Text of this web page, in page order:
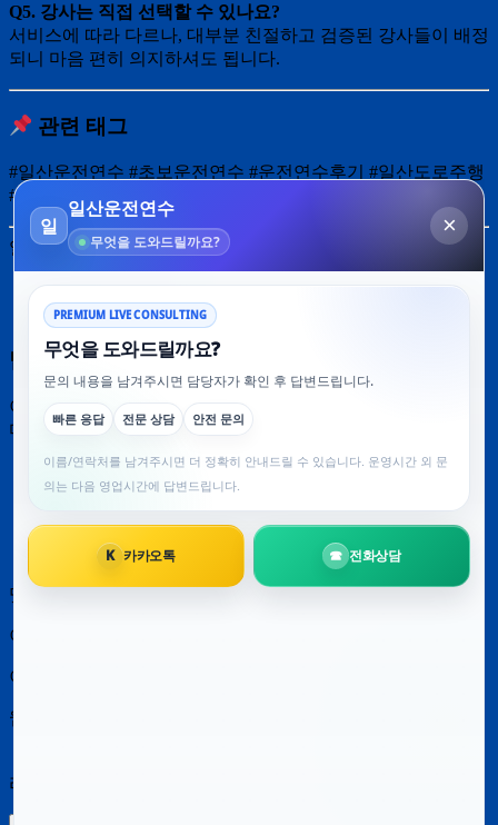
Q5. 강사는 직접 선택할 수 있나요?
서비스에 따라 다르나, 대부분 친절하고 검증된 강사들이 배정
되니 마음 편히 의지하셔도 됩니다.
관련 태그
#일산운전연수 #초보운전연수 #운전연수후기 #일산도로주행
#초보탈출운전
일산운전연수로 자신감 찾기 프로젝트 시작
←겁 없는 일산운전연수 도전기
일산운전연수 선택 팁과 비용 안내
답글 남기기
이메일 주소는 공개되지 않습니다.
다
댓글
이름
이메일
웹사이트
리고 웹사이트를 저장합니다.